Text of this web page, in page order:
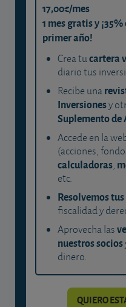
17,00€/mes
1 mes gratis y
primer año!
Crea tucartera
diario tus
Recibe una
Inversionesy
Suplemento de
Accede en la
(acciones,
calculadoras,
etc.
Resolvemos
fiscalidad y
Aprovecha las
nuestros socios
dinero.
QUIERO